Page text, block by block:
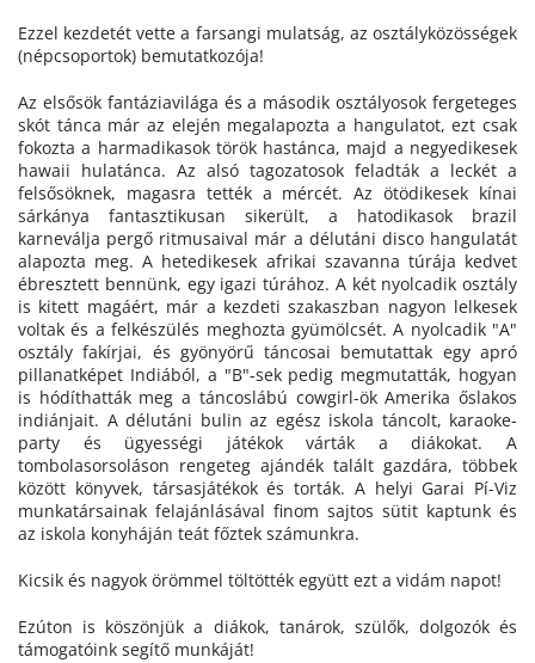
Ezzel kezdetét vette a farsangi mulatság, az osztályközösségek
(népcsoportok) bemutatkozója!
Az elsősök fantáziavilága és a második osztályosok fergeteges
skót tánca már az elején megalapozta a hangulatot, ezt csak
fokozta a harmadikasok török hastánca, majd a negyedikesek
hawaii hulatánca. Az alsó tagozatosok feladták a leckét a
felsősöknek, magasra tették a mércét. Az ötödikesek kínai
sárkánya fantasztikusan sikerült, a hatodikasok brazil
karneválja pergő ritmusaival már a délutáni disco hangulatát
alapozta meg. A hetedikesek afrikai szavanna túrája kedvet
ébresztett bennünk, egy igazi túrához. A két nyolcadik osztály
is kitett magáért, már a kezdeti szakaszban nagyon lelkesek
voltak és a felkészülés meghozta gyümölcsét. A nyolcadik "A"
osztály fakírjai, és gyönyörű táncosai bemutattak egy apró
pillanatképet Indiából, a "B"-sek pedig megmutatták, hogyan
is hódíthatták meg a táncoslábú cowgirl-ök Amerika őslakos
indiánjait. A délutáni bulin az egész iskola táncolt, karaoke-
party és ügyességi játékok várták a diákokat. A
tombolasorsoláson rengeteg ajándék talált gazdára, többek
között könyvek, társasjátékok és torták. A helyi Garai Pí-Viz
munkatársainak felajánlásával finom sajtos sütit kaptunk és
az iskola konyháján teát főztek számunkra.
Kicsik és nagyok örömmel töltötték együtt ezt a vidám napot!
Ezúton is köszönjük a diákok, tanárok, szülők, dolgozók és
támogatóink segítő munkáját!